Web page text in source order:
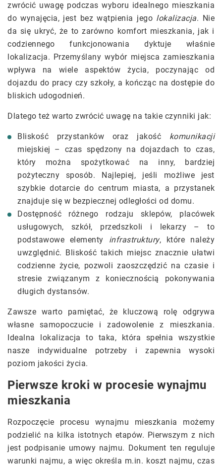
zwrócić uwagę podczas wyboru idealnego mieszkania
do wynajęcia, jest bez wątpienia jego lokalizacja. Nie
da się ukryć, że to zarówno komfort mieszkania, jak i
codziennego funkcjonowania dyktuje właśnie
lokalizacja. Przemyślany wybór miejsca zamieszkania
wpływa na wiele aspektów życia, poczynając od
dojazdu do pracy czy szkoły, a kończąc na dostępie do
bliskich udogodnień.
Dlatego też warto zwrócić uwagę na takie czynniki jak:
Bliskość przystanków oraz jakość komunikacji
miejskiej – czas spędzony na dojazdach to czas,
który można spożytkować na inny, bardziej
pożyteczny sposób. Najlepiej, jeśli możliwe jest
szybkie dotarcie do centrum miasta, a przystanek
znajduje się w bezpiecznej odległości od domu.
Dostępność różnego rodzaju sklepów, placówek
usługowych, szkół, przedszkoli i lekarzy – to
podstawowe elementy infrastruktury, które należy
uwzględnić. Bliskość takich miejsc znacznie ułatwi
codzienne życie, pozwoli zaoszczędzić na czasie i
stresie związanym z koniecznością pokonywania
długich dystansów.
Zawsze warto pamiętać, że kluczową rolę odgrywa
własne samopoczucie i zadowolenie z mieszkania.
Idealna lokalizacja to taka, która spełnia wszystkie
nasze indywidualne potrzeby i zapewnia wysoki
poziom jakości życia.
Pierwsze kroki w procesie wynajmu
mieszkania
Rozpoczęcie procesu wynajmu mieszkania możemy
podzielić na kilka istotnych etapów. Pierwszym z nich
jest podpisanie umowy najmu. Dokument ten reguluje
warunki najmu, a więc określa m.in. koszt najmu, czas